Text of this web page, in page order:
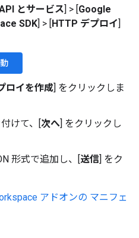
とサービス] > [Google
SDK] > [HTTP デプロイ]
ロイを作成] をクリックしま
けて、[次へ] をクリックし
形式で追加し、[送信] をク
アドオンの マニフェ